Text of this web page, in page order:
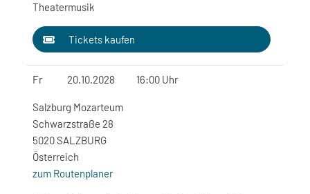
Theatermusik
Tickets kaufen
Fr 20.10.2028 16:00 Uhr
Salzburg Mozarteum
Schwarzstraße 28
5020 SALZBURG
Österreich
zum Routenplaner